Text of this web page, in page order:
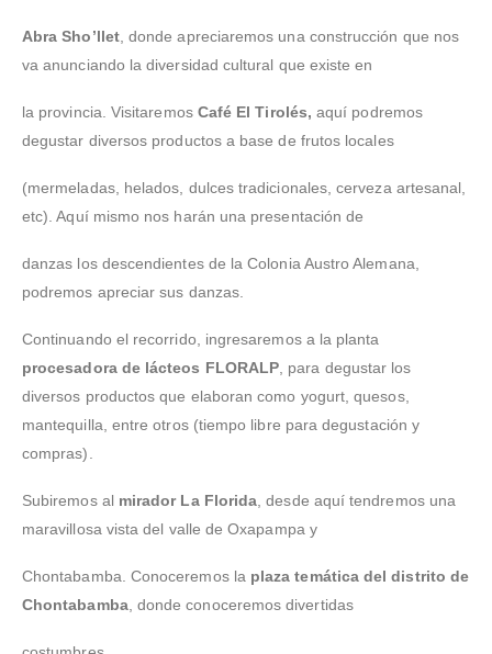
Abra Sho’llet, donde apreciaremos una construcción que nos
va anunciando la diversidad cultural que existe en
la provincia. Visitaremos Café El Tirolés,aquí podremos
degustar diversos productos a base de frutos locales
(mermeladas, helados, dulces tradicionales, cerveza artesanal,
etc). Aquí mismo nos harán una presentación de
danzas los descendientes de la Colonia Austro Alemana,
podremos apreciar sus danzas.
Continuando el recorrido, ingresaremos a la planta
procesadora de lácteos FLORALP, para degustar los
diversos productos que elaboran como yogurt, quesos,
mantequilla, entre otros (tiempo libre para degustación y
compras).
Subiremos al mirador La Florida, desde aquí tendremos una
maravillosa vista del valle de Oxapampa y
Chontabamba. Conoceremos la plaza temática del distrito de
Chontabamba, donde conoceremos divertidas